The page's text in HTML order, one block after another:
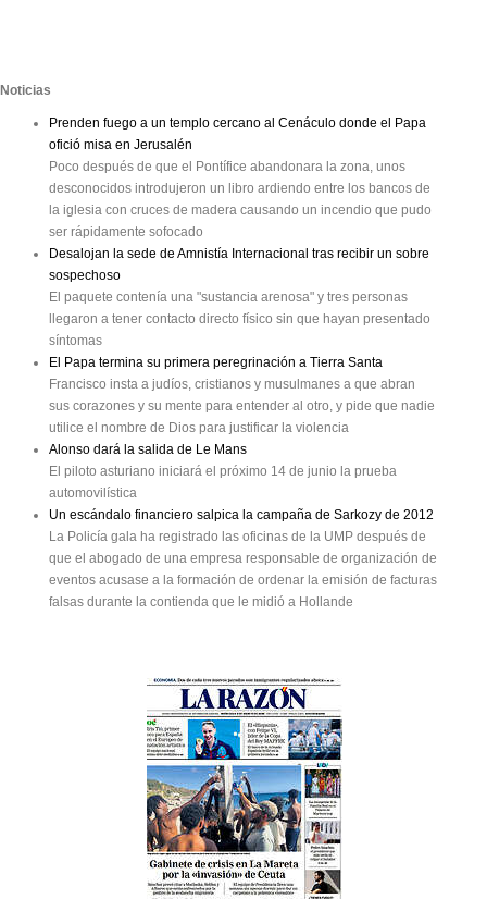
Noticias
Prenden fuego a un templo cercano al Cenáculo donde el Papa
ofició misa en Jerusalén
Poco después de que el Pontífice abandonara la zona, unos
desconocidos introdujeron un libro ardiendo entre los bancos de
la iglesia con cruces de madera causando un incendio que pudo
ser rápidamente sofocado
Desalojan la sede de Amnistía Internacional tras recibir un sobre
sospechoso
El paquete contenía una "sustancia arenosa" y tres personas
llegaron a tener contacto directo físico sin que hayan presentado
síntomas
El Papa termina su primera peregrinación a Tierra Santa
Francisco insta a judíos, cristianos y musulmanes a que abran
sus corazones y su mente para entender al otro, y pide que nadie
utilice el nombre de Dios para justificar la violencia
Alonso dará la salida de Le Mans
El piloto asturiano iniciará el próximo 14 de junio la prueba
automovilística
Un escándalo financiero salpica la campaña de Sarkozy de 2012
La Policía gala ha registrado las oficinas de la UMP después de
que el abogado de una empresa responsable de organización de
eventos acusase a la formación de ordenar la emisión de facturas
falsas durante la contienda que le midió a Hollande